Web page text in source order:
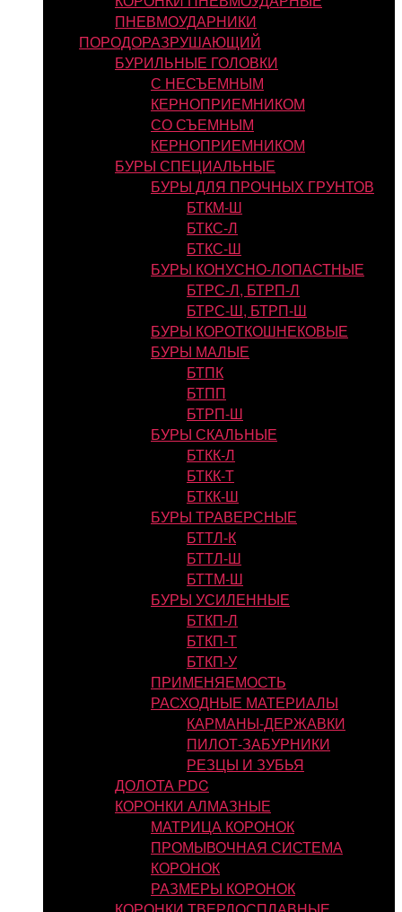
ПНЕВМОУДАРНИКИ
ПОРОДОРАЗРУШАЮЩИЙ
БУРИЛЬНЫЕ ГОЛОВКИ
С НЕСЪЕМНЫМ
КЕРНОПРИЕМНИКОМ
СО СЪЕМНЫМ
КЕРНОПРИЕМНИКОМ
БУРЫ СПЕЦИАЛЬНЫЕ
БУРЫ ДЛЯ ПРОЧНЫХ ГРУНТОВ
БТКМ-Ш
БТКС-Л
БТКС-Ш
БУРЫ КОНУСНО-ЛОПАСТНЫЕ
БТРС-Л, БТРП-Л
БТРС-Ш, БТРП-Ш
БУРЫ КОРОТКОШНЕКОВЫЕ
БУРЫ МАЛЫЕ
БТПК
БТПП
БТРП-Ш
БУРЫ СКАЛЬНЫЕ
БТКК-Л
БТКК-Т
БТКК-Ш
БУРЫ ТРАВЕРСНЫЕ
БТТЛ-К
БТТЛ-Ш
БТТМ-Ш
БУРЫ УСИЛЕННЫЕ
БТКП-Л
БТКП-Т
БТКП-У
ПРИМЕНЯЕМОСТЬ
РАСХОДНЫЕ МАТЕРИАЛЫ
КАРМАНЫ-ДЕРЖАВКИ
ПИЛОТ-ЗАБУРНИКИ
РЕЗЦЫ И ЗУБЬЯ
ДОЛОТА PDC
КОРОНКИ АЛМАЗНЫЕ
МАТРИЦА КОРОНОК
ПРОМЫВОЧНАЯ СИСТЕМА
КОРОНОК
РАЗМЕРЫ КОРОНОК